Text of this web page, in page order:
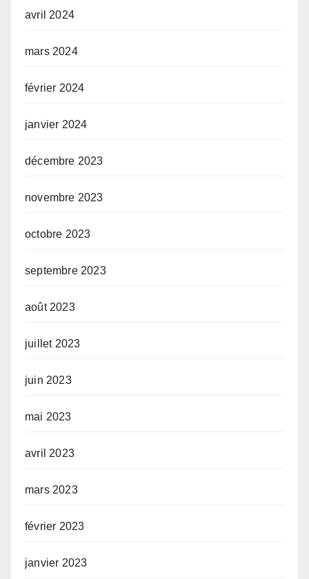
avril 2024
mars 2024
février 2024
janvier 2024
décembre 2023
novembre 2023
octobre 2023
septembre 2023
août 2023
juillet 2023
juin 2023
mai 2023
avril 2023
mars 2023
février 2023
janvier 2023